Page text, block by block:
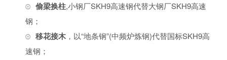
偷梁换柱,小钢厂SKH9高速钢代替大钢厂SKH9高速
钢；
移花接木 ，以“地条钢”(中频炉炼钢)代替国标SKH9高
速钢；